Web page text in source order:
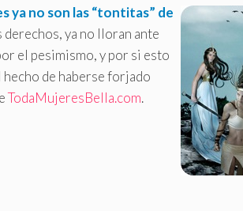
ya no son las “tontitas” de
derechos, ya no lloran ante
el pesimismo, y por si esto
de haberse forjado
TodaMujeresBella.com.